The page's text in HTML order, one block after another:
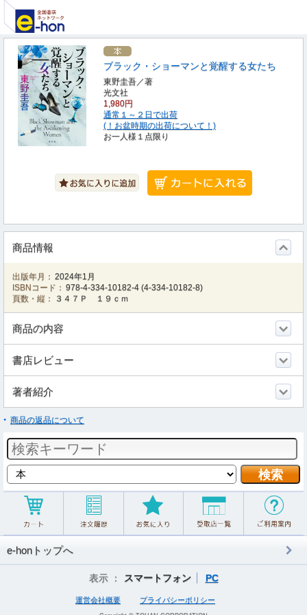
ブラック・ショーマンと覚醒する女たち
東野圭吾／著
光文社
1,980円
通常１～２日で出荷
(！お盆時期の出荷について！)
お一人様１点限り
商品情報
出版年月： 2024年1月
ISBNコード： 978-4-334-10182-4 (4-334-10182-8)
頁数・縦：
３４７Ｐ １９ｃｍ
商品の内容
書店レビュー
著者紹介
商品の返品について
e-honトップへ
表示 ： スマートフォン PC
運営会社概要 プライバシーポリシー